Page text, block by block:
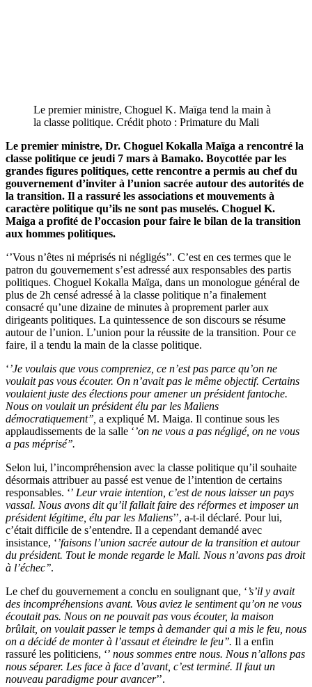
Le premier ministre, Choguel K. Maïga tend la main à
la classe politique. Crédit photo : Primature du Mali
Le premier ministre, Dr. Choguel Kokalla Maïga a rencontré la
classe politique ce jeudi 7 mars à Bamako. Boycottée par les
grandes figures politiques, cette rencontre a permis au chef du
gouvernement d’inviter à l’union sacrée autour des autorités de
la transition. Il a rassuré les associations et mouvements à
caractère politique qu’ils ne sont pas muselés. Choguel K.
Maiga a profité de l’occasion pour faire le bilan de la transition
aux hommes politiques.
‘’Vous n’êtes ni méprisés ni négligés’’. C’est en ces termes que le
patron du gouvernement s’est adressé aux responsables des partis
politiques. Choguel Kokalla Maïga, dans un monologue général de
plus de 2h censé adressé à la classe politique n’a finalement
consacré qu’une dizaine de minutes à proprement parler aux
dirigeants politiques. La quintessence de son discours se résume
autour de l’union. L’union pour la réussite de la transition. Pour ce
faire, il a tendu la main de la classe politique.
‘’Je voulais que vous compreniez, ce n’est pas parce qu’on ne
voulait pas vous écouter. On n’avait pas le même objectif. Certains
voulaient juste des élections pour amener un président fantoche.
Nous on voulait un président élu par les Maliens
démocratiquement’’, a expliqué M. Maiga. Il continue sous les
applaudissements de la salle ‘’on ne vous a pas négligé, on ne vous
a pas méprisé’’.
Selon lui, l’incompréhension avec la classe politique qu’il souhaite
désormais attribuer au passé est venue de l’intention de certains
responsables. ‘’ Leur vraie intention, c’est de nous laisser un pays
vassal. Nous avons dit qu’il fallait faire des réformes et imposer un
président légitime, élu par les Maliens’’, a-t-il déclaré. Pour lui,
c’était difficile de s’entendre. Il a cependant demandé avec
insistance, ‘’faisons l’union sacrée autour de la transition et autour
du président. Tout le monde regarde le Mali. Nous n’avons pas droit
à l’échec’’.
Le chef du gouvernement a conclu en soulignant que, ‘’s’il y avait
des incompréhensions avant. Vous aviez le sentiment qu’on ne vous
écoutait pas. Nous on ne pouvait pas vous écouter, la maison
brûlait, on voulait passer le temps à demander qui a mis le feu, nous
on a décidé de monter à l’assaut et éteindre le feu’’. Il a enfin
rassuré les politiciens, ‘’ nous sommes entre nous. Nous n’allons pas
nous séparer. Les face à face d’avant, c’est terminé. Il faut un
nouveau paradigme pour avancer’’.